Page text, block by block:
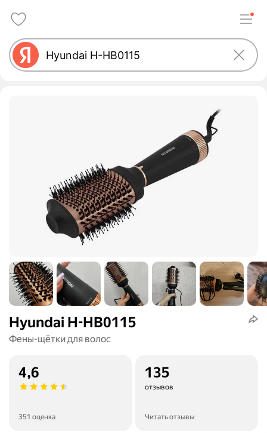
Hyundai H-HB0115
Фены-щётки для волос
4,6
351 оценка
135
отзывов
Читать отзывы